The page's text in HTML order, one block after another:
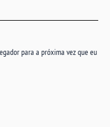
para a próxima vez que eu